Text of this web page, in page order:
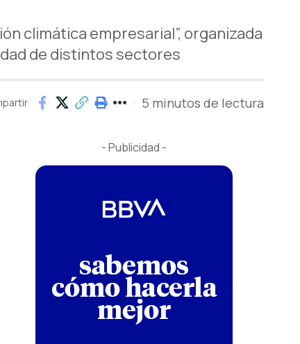
climática empresarial”, organizada
de distintos sectores
5 minutos de lectura
- Publicidad -